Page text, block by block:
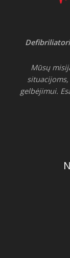
Mūsų
gelbėjimui.